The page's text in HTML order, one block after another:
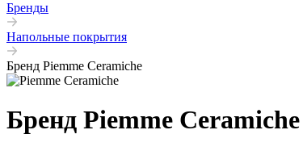
Бренды
Напольные покрытия
Бренд Piemme Ceramiche
Бренд Piemme Ceramiche